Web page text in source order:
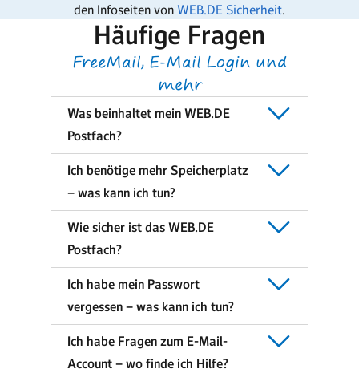
den Infoseiten von WEB.DE Sicherheit.
Häufige Fragen
FreeMail, E-Mail Login und
mehr
Was beinhaltet mein WEB.DE
Postfach?
Ich benötige mehr Speicherplatz
– was kann ich tun?
Wie sicher ist das WEB.DE
Postfach?
Ich habe mein Passwort
vergessen – was kann ich tun?
Ich habe Fragen zum E-Mail-
Account – wo finde ich Hilfe?